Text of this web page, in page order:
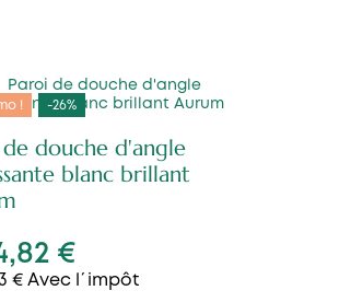
! -26%
de douche d'angle
blanc brillant
€
€ Avec l´impôt